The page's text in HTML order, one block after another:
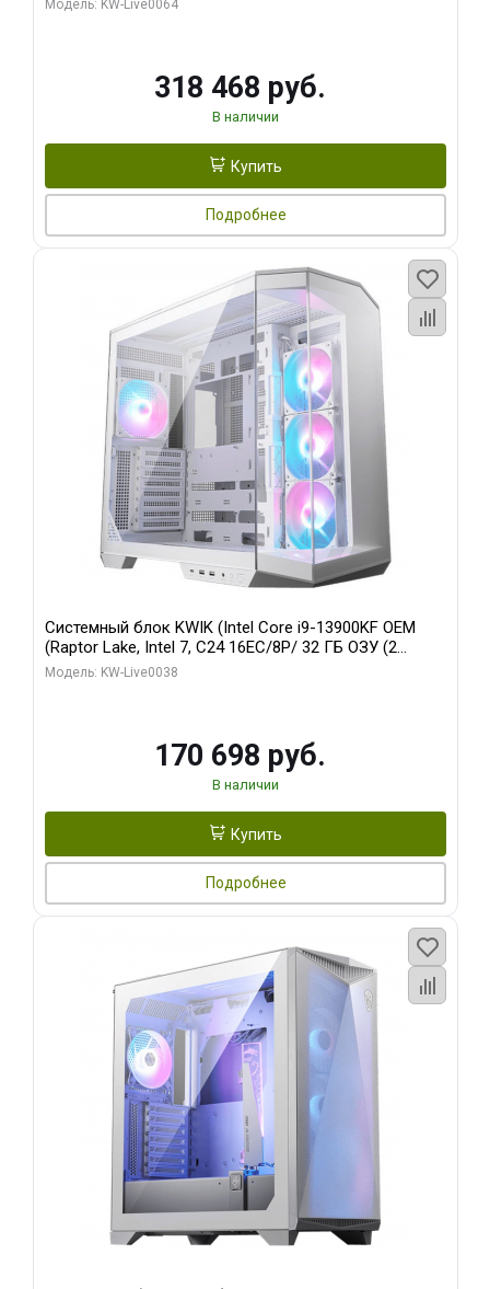
Модель: KW-Live0064
318 468 руб.
В наличии
Купить
Подробнее
Системный блок KWIK (Intel Core i9-13900KF OEM
(Raptor Lake, Intel 7, C24 16EC/8P/ 32 ГБ ОЗУ (2
модуля)/ Gigabyte RX9070XT GAMING OC 16GB GDDR6
Модель: KW-Live0038
170 698 руб.
В наличии
Купить
Подробнее